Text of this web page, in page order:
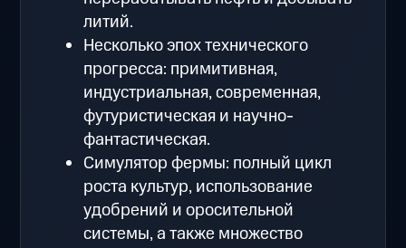
литий.
Несколько эпох технического
прогресса: примитивная,
индустриальная, современная,
футуристическая и научно-
фантастическая.
Симулятор фермы: полный цикл
роста культур, использование
удобрений и оросительной
системы, а также множество